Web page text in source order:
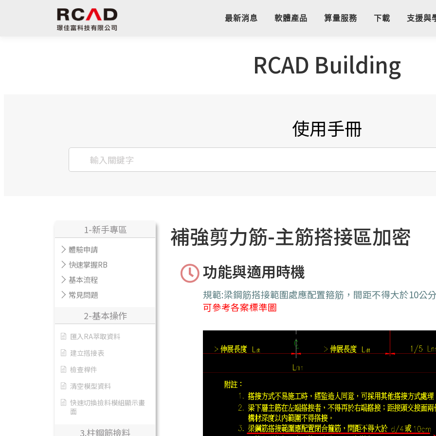
最新消息 軟體產品 算量服務 下載 支援與
RCAD Building
使用手冊
1-新手專區
體驗申請
快速掌握RB
基本流程
常見問題
2-基本操作
匯入RA萃取資料
建立搭接表
檢查桿件
清空模型資料
快速切換撿料模組顯示畫
面
3.柱鋼筋撿料
補強剪力筋-主筋搭接區加密
功能與適用時機
規範:梁鋼筋搭接範圍處應配置箍筋，間距不得大於10公
可參考各案標準圖